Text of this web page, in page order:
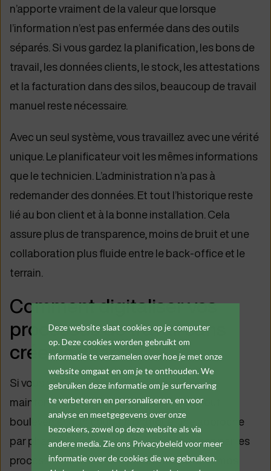
Deze website slaat cookies op je computer
op. Deze cookies worden gebruikt om
informatie te verzamelen over hoe je met onze
website omgaat en om je te onthouden. We
gebruiken deze informatie om je surfervaring
te verbeteren en personaliseren, en voor
analyse en meetgegevens over onze
bezoekers, zowel op deze website als via
andere media. Zie ons Privacybeleid voor meer
informatie over de cookies die we gebruiken.
n’apporte vraiment de la valeur que lorsque
l’information n’est pas enfermée dans des outils
séparés. Si vous gardez la planification, les bons de
travail, les données clients, le stock, les attestations
et la facturation dans des silos, beaucoup de travail
manuel reste nécessaire.
Avec un seul système, vous travaillez avec une vérité
unique. Le planificateur voit les mêmes informations
que le technicien. L’administration n’a pas à
redemander des données. Et tout l’historique reste
lié au bon client et à la bonne installation. Cela
assure plus de transparence, moins de bruit et une
collaboration plus fluide entre le back-office et le
terrain.
Comment digitaliser vos
processus de travail sans
créer le chaos ?
Si vous souhaitez digitaliser le service et la
maintenance, vous n’êtes pas obligé de tout
bouleverser d’un coup. En pratique, une approche
par phases fonctionne mieux. Commencez par les
processus qui vous font perdre le plus de temps